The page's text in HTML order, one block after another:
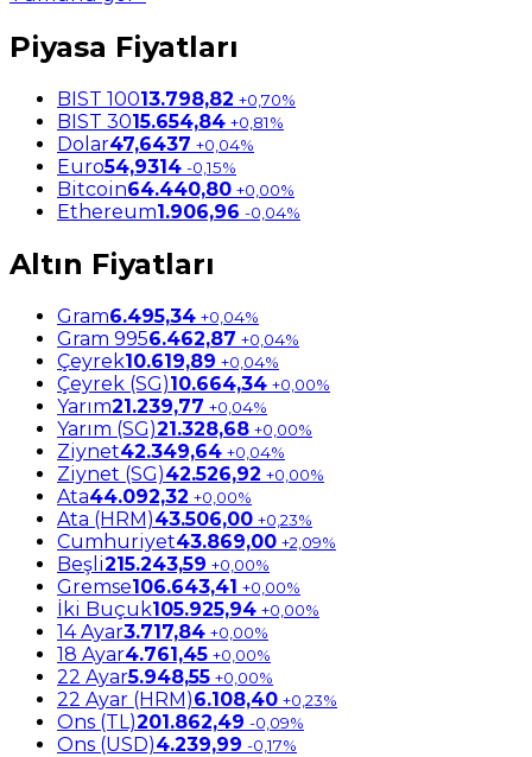
Piyasa Fiyatları
BIST 10013.798,82 +0,70%
BIST 3015.654,84 +0,81%
Dolar47,6437 +0,04%
Euro54,9314 -0,15%
Bitcoin64.440,80 +0,00%
Ethereum1.906,96 -0,04%
Altın Fiyatları
Gram6.495,34 +0,04%
Gram 9956.462,87 +0,04%
Çeyrek10.619,89 +0,04%
Çeyrek (SG)10.664,34 +0,00%
Yarım21.239,77 +0,04%
Yarım (SG)21.328,68 +0,00%
Ziynet42.349,64 +0,04%
Ziynet (SG)42.526,92 +0,00%
Ata44.092,32 +0,00%
Ata (HRM)43.506,00 +0,23%
Cumhuriyet43.869,00 +2,09%
Beşli215.243,59 +0,00%
Gremse106.643,41 +0,00%
İki Buçuk105.925,94 +0,00%
14 Ayar3.717,84 +0,00%
18 Ayar4.761,45 +0,00%
22 Ayar5.948,55 +0,00%
22 Ayar (HRM)6.108,40 +0,23%
Ons (TL)201.862,49 -0,09%
Ons (USD)4.239,99 -0,17%